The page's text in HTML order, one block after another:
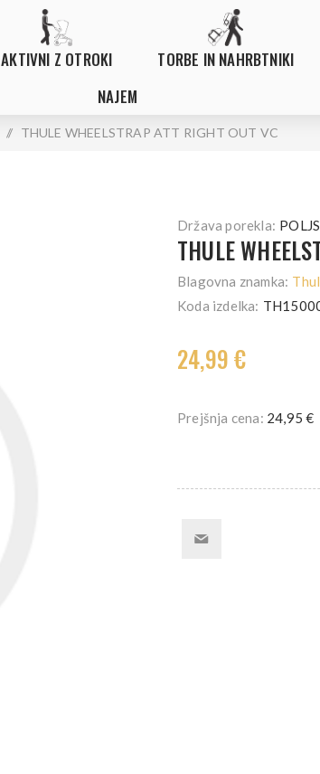
AKTIVNI Z OTROKI
TORBE IN NAHRBTNIKI
NAJEM
/ THULE WHEELSTRAP ATT RIGHT OUT VC
Država porekla:
THULE
Blagovna znamka:
Koda izdelka:
24,99 €
Prejšnja cena: 24,95 €